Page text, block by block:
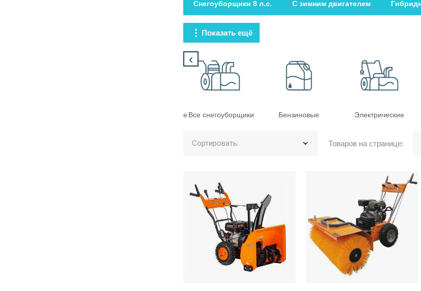
Снегоуборщики 8 л.с. С зимним двигателем
Показать ещё
Многофункциональные Все снегоуборщики Бензиновые Электрические
‹
Сортировать: Товаров на странице: